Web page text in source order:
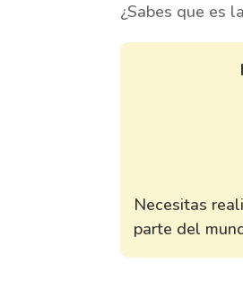
¿Sabes que es
Necesitas
parte del